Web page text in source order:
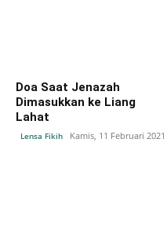
Doa Saat Jenazah
Dimasukkan ke Liang
Lahat
Lensa Fikih Kamis, 11 Februari 2021